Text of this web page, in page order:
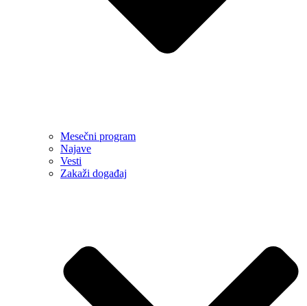
Mesečni program
Najave
Vesti
Zakaži događaj